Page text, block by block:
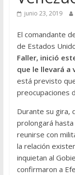
junio 23, 2019
El comandante
de Estados
Faller, inició
que le llevará a
está previsto
preocupaciones
Durante su gira,
prolongará
reunirse con
la relación
inquietan al
confirmaron a